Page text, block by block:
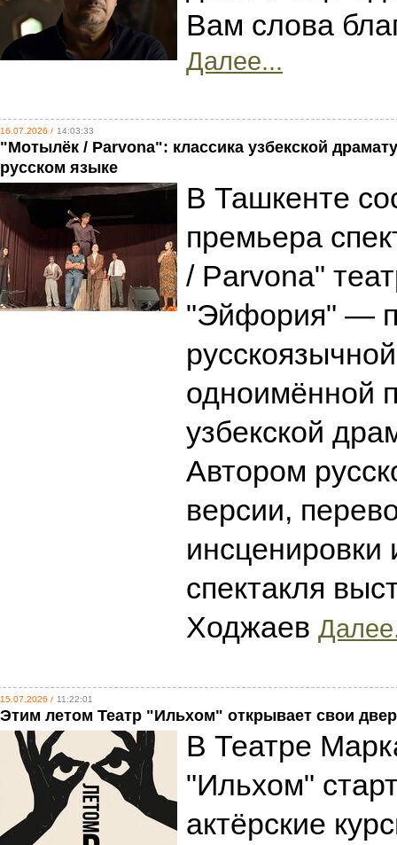
Вам слова
Далее...
16.07.2026 / 14:03:33
"Мотылёк / Parvona": классика узбекской
русском языке
В Ташкенте
премьера
/ Parvona"
"Эйфория" —
одноимённой
узбекской
Автором
версии,
спектакля
Ходжаев
15.07.2026 / 11:22:01
Этим летом Театр "Ильхом" открывает свои
В Театре
"Ильхом"
актёрские